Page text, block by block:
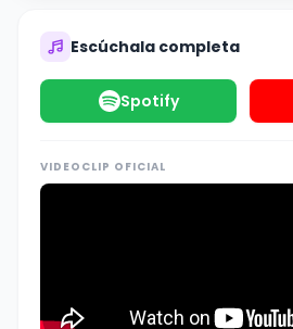
Escúchala completa
Spotify
VIDEOCLIP OFICIAL